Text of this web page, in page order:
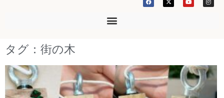
タグ：街の木